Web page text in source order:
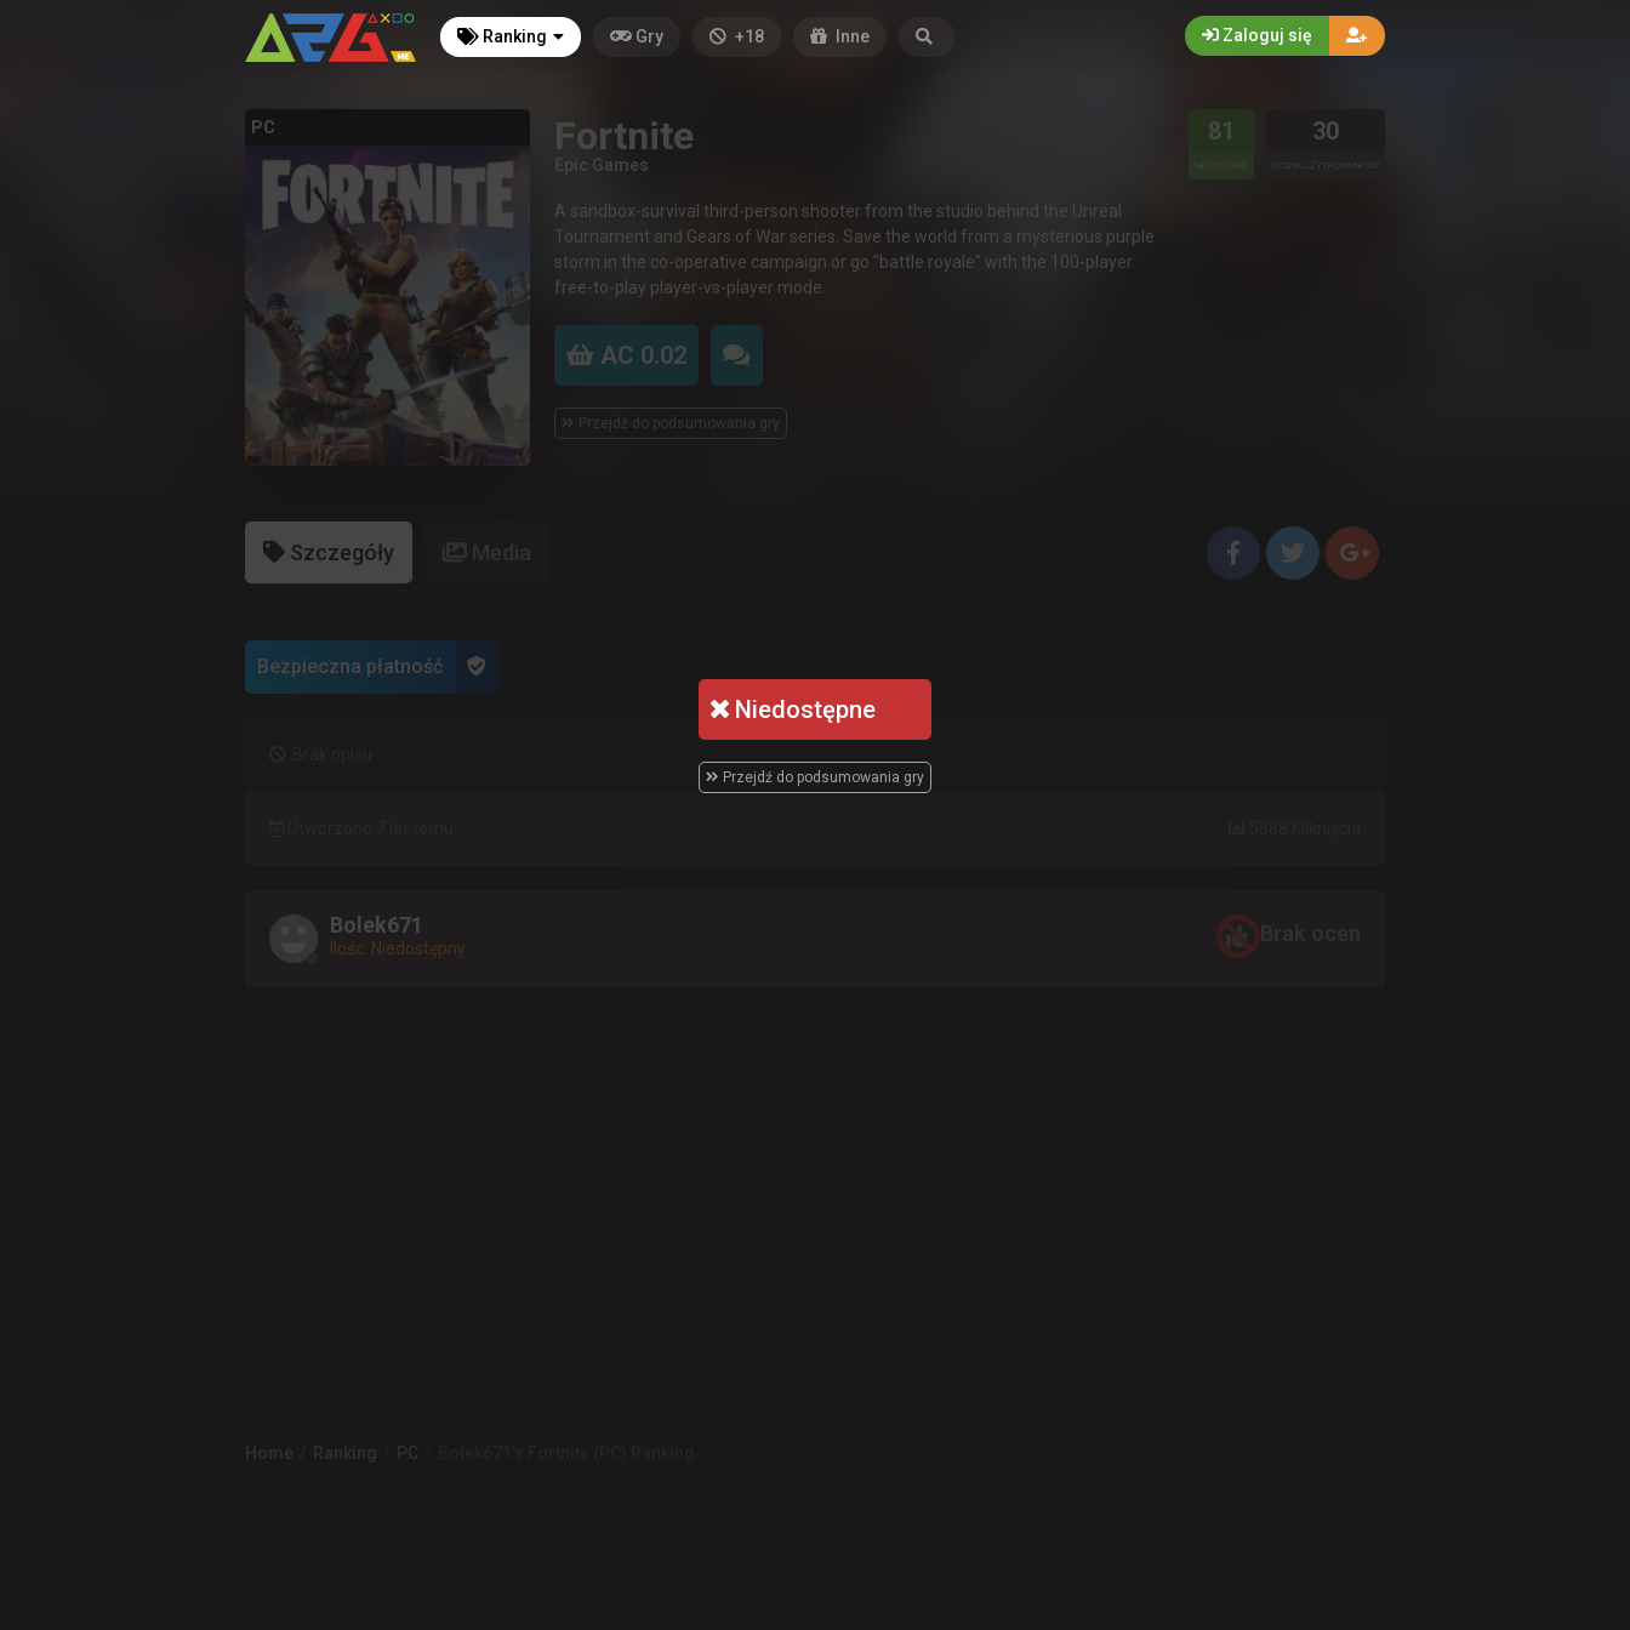
Ranking Gry +18 Inne Zaloguj się
Niedostępne
Przejdź do podsumowania gry
PC Fortnite
Epic Games
81
METASCORE
30
OCENA UŻYTKOWNIKÓW
A sandbox-survival third-person shooter from the studio behind the Unreal
Tournament and Gears of War series. Save the world from a mysterious purple
storm in the co-operative campaign or go "battle royale" with the 100-player
free-to-play player-vs-player mode.
AC 0.02
Przejdź do podsumowania gry
Szczegóły
Bezpieczna płatność
Bolek671
Ilość: Niedostępny